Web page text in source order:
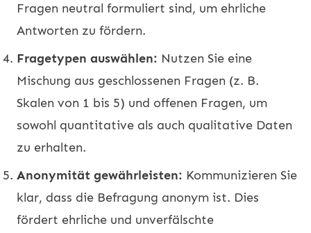
Fragen neutral formuliert sind, um ehrliche
Antworten zu fördern.
Fragetypen auswählen: Nutzen Sie eine
Mischung aus geschlossenen Fragen (z. B.
Skalen von 1 bis 5) und offenen Fragen, um
sowohl quantitative als auch qualitative Daten
zu erhalten.
Anonymität gewährleisten: Kommunizieren Sie
klar, dass die Befragung anonym ist. Dies
fördert ehrliche und unverfälschte